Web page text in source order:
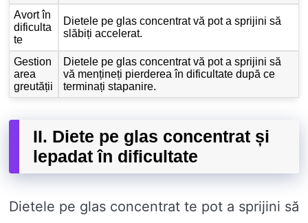
Avort în
dificulta
te
Dietele pe glas concentrat vă pot a sprijini să
slăbiți accelerat.
Gestion
area
greutății
Dietele pe glas concentrat vă pot a sprijini să
vă mențineți pierderea în dificultate după ce
terminați stapanire.
II. Diete pe glas concentrat și
lepadat în dificultate
Dietele pe glas concentrat te pot a sprijini să